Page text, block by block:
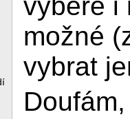
vybere i
možné
vybrat